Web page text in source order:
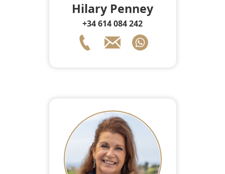
Hilary Penney
+34 614 084 242